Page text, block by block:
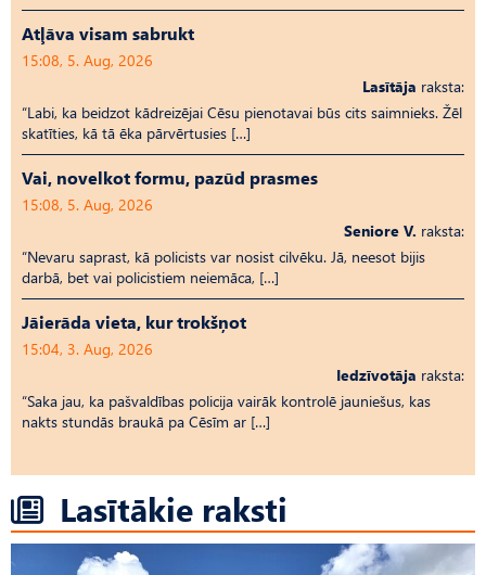
Atļāva visam sabrukt
15:08, 5. Aug, 2026
Lasītāja raksta:
“Labi, ka beidzot kādreizējai Cēsu pienotavai būs cits saimnieks. Žēl
skatīties, kā tā ēka pārvērtusies […]
Vai, novelkot formu, pazūd prasmes
15:08, 5. Aug, 2026
Seniore V. raksta:
“Nevaru saprast, kā policists var nosist cilvēku. Jā, neesot bijis
darbā, bet vai policistiem neiemāca, […]
Jāierāda vieta, kur trokšņot
15:04, 3. Aug, 2026
Iedzīvotāja raksta:
“Saka jau, ka pašvaldības policija vairāk kontrolē jauniešus, kas
nakts stundās braukā pa Cēsīm ar […]
Lasītākie raksti